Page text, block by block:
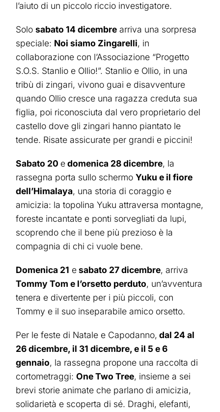
l’aiuto di un piccolo riccio investigatore.
Solosabato 14 dicembre arriva una sorpresa
speciale: Noi siamo Zingarelli, in
collaborazione con l’Associazione “Progetto
S.O.S. Stanlio e Ollio!”. Stanlio e Ollio, in una
tribù di zingari, vivono guai e disavventure
quando Ollio cresce una ragazza creduta sua
figlia, poi riconosciuta dal vero proprietario del
castello dove gli zingari hanno piantato le
tende. Risate assicurate per grandi e piccini!
Sabato 20 edomenica 28 dicembre, la
rassegna porta sullo schermoYuku e il fiore
dell’Himalaya, una storia di coraggio e
amicizia: la topolina Yuku attraversa montagne,
foreste incantate e ponti sorvegliati da lupi,
scoprendo che il bene più prezioso è la
compagnia di chi ci vuole bene.
Domenica 21 esabato 27 dicembre, arriva
Tommy Tom e l’orsetto perduto, un’avventura
tenera e divertente per i più piccoli, con
Tommy e il suo inseparabile amico orsetto.
Per le feste di Natale e Capodanno, dal 24 al
26 dicembre, il 31 dicembre, e il 5 e 6
gennaio, la rassegna propone una raccolta di
cortometraggi:One Two Tree, insieme a sei
brevi storie animate che parlano di amicizia,
solidarietà e scoperta di sé. Draghi, elefanti,